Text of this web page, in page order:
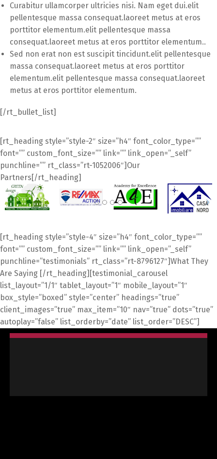
Curabitur ullamcorper ultricies nisi. Nam eget dui.elit
pellentesque massa consequat.laoreet metus at eros
porttitor elementum.elit pellentesque massa
consequat.laoreet metus at eros porttitor elementum..
Sed non erat non est suscipit tincidunt.elit pellentesque
massa consequat.laoreet metus at eros porttitor
elementum.elit pellentesque massa consequat.laoreet
metus at eros porttitor elementum.
[/rt_bullet_list]
[rt_heading style=”style-2″ size=”h4″ font_color_type=””
font=”” custom_font_size=”” link=”” link_open=”_self”
punchline=”” rt_class=”rt-1052006″]Our
Partners[/rt_heading]
[rt_heading style=”style-4″ size=”h4″ font_color_type=””
font=”” custom_font_size=”” link=”” link_open=”_self”
punchline=”testimonials” rt_class=”rt-8796127″]What They
Are Saying [/rt_heading][testimonial_carousel
list_layout=”1/1″ tablet_layout=”1″ mobile_layout=”1″
box_style=”boxed” style=”center” headings=”true”
client_images=”true” max_item=”10″ nav=”true” dots=”true”
autoplay=”false” list_orderby=”date” list_order=”DESC”]